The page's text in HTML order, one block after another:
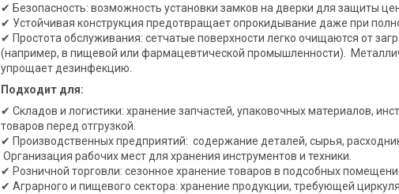
✔ Безопасность: возможность установки замков на дверки для защиты
✔ Устойчивая конструкция предотвращает опрокидывание даже при
✔ Простота обслуживания: сетчатые поверхности легко очищаются от
(например, в пищевой или фармацевтической промышленности).
упрощает дезинфекцию.
Подходит для:
✔ Складов и логистики: хранение запчастей, упаковочных материалов,
товаров перед отгрузкой.
✔ Производственных предприятий: содержание деталей, сырья,
Организация рабочих мест для хранения инструментов и техники.
✔ Розничной торговли: сезонное хранение товаров в подсобных
✔ Аграрного и пищевого сектора: хранение продукции, требующей